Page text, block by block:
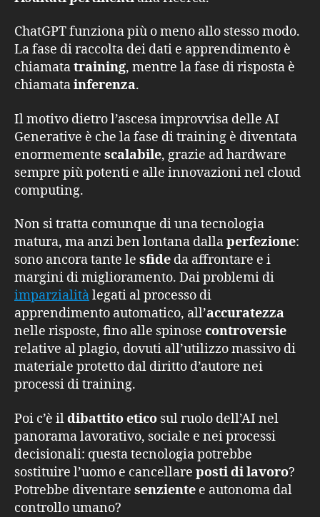
ChatGPT funziona più o meno allo stesso modo.
La fase di raccolta dei dati e apprendimento è
chiamatatraining, mentre la fase di risposta è
chiamatainferenza.
Il motivo dietro l’ascesa improvvisa delle AI
Generative è che la fase di training è diventata
enormemente scalabile, grazie ad hardware
sempre più potenti e alle innovazioni nel cloud
computing.
Non si tratta comunque di una tecnologia
matura, ma anzi ben lontana dallaperfezione:
sono ancora tante le sfide da affrontare e i
margini di miglioramento. Dai problemi di
imparzialitàlegati al processo di
apprendimento automatico, all’accuratezza
nelle risposte, fino alle spinose controversie
relative al plagio, dovuti all’utilizzo massivo di
materiale protetto dal diritto d’autore nei
processi di training.
Poi c’è ildibattito etico sul ruolo dell’AI nel
panorama lavorativo, sociale e nei processi
decisionali: questa tecnologia potrebbe
sostituire l’uomo e cancellare posti di lavoro?
Potrebbe diventare senziente e autonoma dal
controllo umano?